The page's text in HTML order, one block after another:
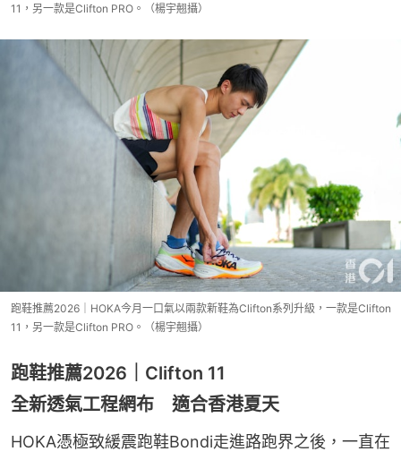
11，另一款是Clifton PRO。（楊宇翹攝）
跑鞋推薦2026｜HOKA今月一口氣以兩款新鞋為Clifton系列升級，一款是Clifton
11，另一款是Clifton PRO。（楊宇翹攝）
跑鞋推薦2026｜Clifton 11
全新透氣工程網布 適合香港夏天
HOKA憑極致緩震跑鞋Bondi走進路跑界之後，一直在